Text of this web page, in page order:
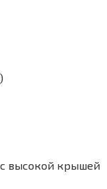
высокой крышей